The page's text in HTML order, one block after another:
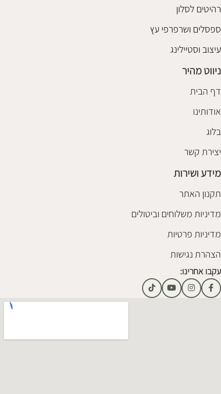
רהיטים לסלון
ספסלים ושרפרפי עץ
עיצוב וסטיילינג
ניווט מהיר
דף הבית
אודותינו
בלוג
יצירת קשר
מידע ושירות
תקנון האתר
מדיניות משלוחים וביטולים
מדיניות פרטיות
הצהרת נגישות
עקבו אחרינו: